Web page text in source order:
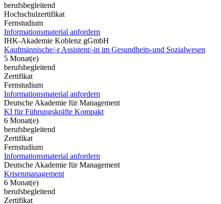
berufsbegleitend
Hochschulzertifikat
Fernstudium
Informationsmaterial anfordern
IHK-Akademie Koblenz gGmbH
Kaufmännische/-r Assistent/-in im Gesundheits-und Sozialwesen
5 Monat(e)
berufsbegleitend
Zertifikat
Fernstudium
Informationsmaterial anfordern
Deutsche Akademie für Management
KI für Führungskräfte Kompakt
6 Monat(e)
berufsbegleitend
Zertifikat
Fernstudium
Informationsmaterial anfordern
Deutsche Akademie für Management
Krisenmanagement
6 Monat(e)
berufsbegleitend
Zertifikat